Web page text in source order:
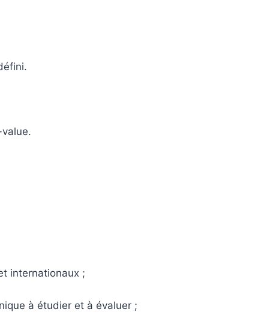
internationaux ;
à étudier et à évaluer ;